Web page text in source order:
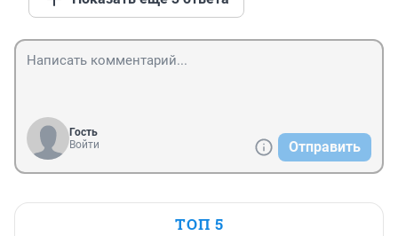
Гость
Войти
Отправить
ТОП 5